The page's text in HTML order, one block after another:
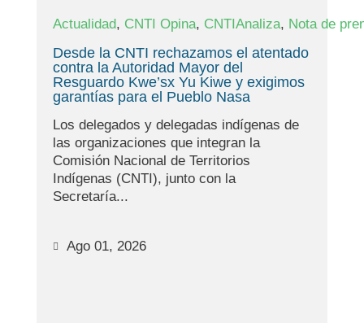
Actualidad, CNTI Opina, CNTIAnaliza, Nota de
Desde la CNTI rechazamos el atentado
contra la Autoridad Mayor del
Resguardo Kwe’sx Yu Kiwe y exigimos
garantías para el Pueblo Nasa
Los delegados y delegadas indígenas de
las organizaciones que integran la
Comisión Nacional de Territorios
Indígenas (CNTI), junto con la
Secretaría...
Ago 01, 2026